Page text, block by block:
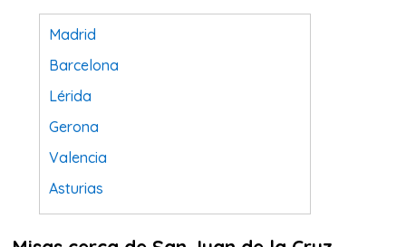
Madrid
Barcelona
Lérida
Gerona
Valencia
Asturias
Tarragona